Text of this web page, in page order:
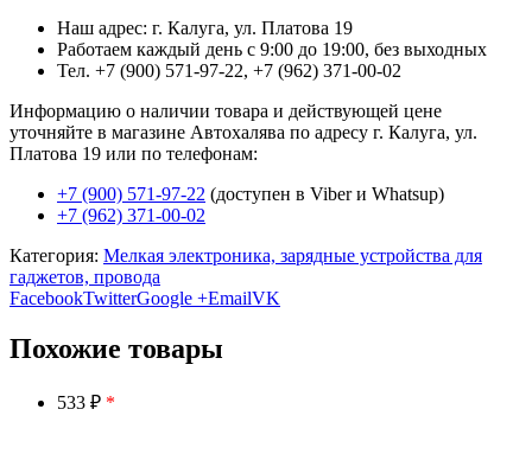
Наш адрес: г. Калуга, ул. Платова 19
Работаем каждый день с 9:00 до 19:00, без выходных
Тел. +7 (900) 571-97-22, +7 (962) 371-00-02
Информацию о наличии товара и действующей цене
уточняйте в магазине Автохалява по адресу г. Калуга, ул.
Платова 19 или по телефонам:
+7 (900) 571-97-22 (доступен в Viber и Whatsup)
+7 (962) 371-00-02
Категория: Мелкая электроника, зарядные устройства для
гаджетов, провода
FacebookTwitterGoogle +EmailVK
Похожие товары
533 ₽ *